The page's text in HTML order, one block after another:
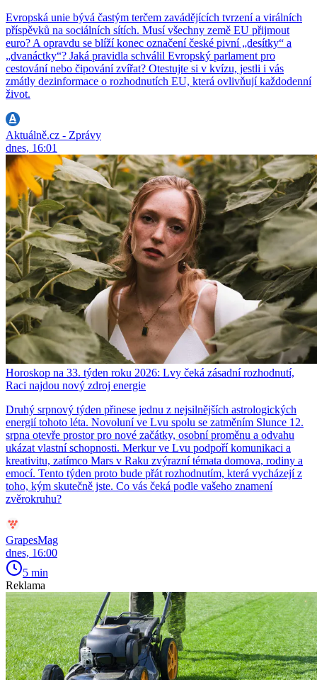
Evropská unie bývá častým terčem zavádějících tvrzení a virálních
příspěvků na sociálních sítích. Musí všechny země EU přijmout
euro? A opravdu se blíží konec označení české pivní „desítky“ a
„dvanáctky“? Jaká pravidla schválil Evropský parlament pro
cestování nebo čipování zvířat? Otestujte si v kvízu, jestli i vás
zmátly dezinformace o rozhodnutích EU, která ovlivňují každodenní
život.
Aktuálně.cz - Zprávy
dnes, 16:01
Horoskop na 33. týden roku 2026: Lvy čeká zásadní rozhodnutí,
Raci najdou nový zdroj energie
Druhý srpnový týden přinese jednu z nejsilnějších astrologických
energií tohoto léta. Novoluní ve Lvu spolu se zatměním Slunce 12.
srpna otevře prostor pro nové začátky, osobní proměnu a odvahu
ukázat vlastní schopnosti. Merkur ve Lvu podpoří komunikaci a
kreativitu, zatímco Mars v Raku zvýrazní témata domova, rodiny a
emocí. Tento týden proto bude přát rozhodnutím, která vycházejí z
toho, kým skutečně jste. Co vás čeká podle vašeho znamení
zvěrokruhu?
GrapesMag
dnes, 16:00
5 min
Reklama